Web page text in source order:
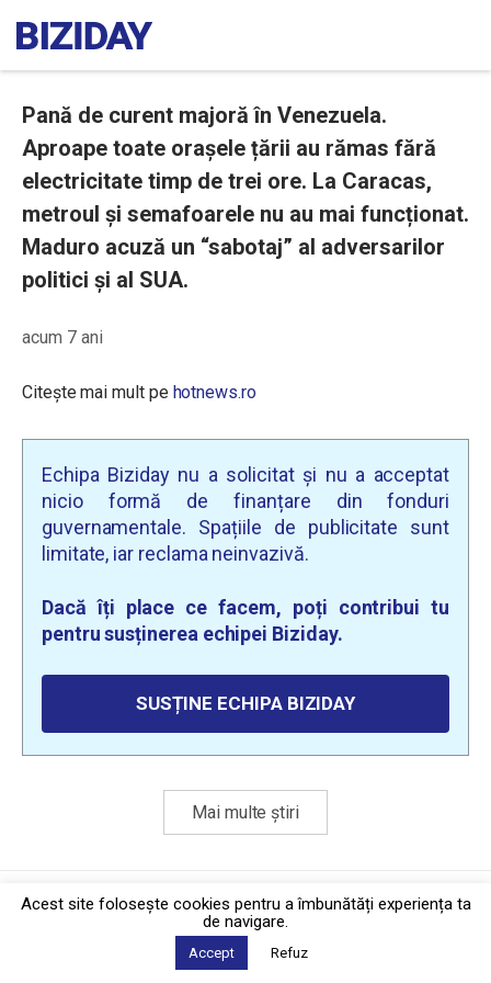
Pană de curent majoră în Venezuela.
Aproape toate orașele țării au rămas fără
electricitate timp de trei ore. La Caracas,
metroul și semafoarele nu au mai funcționat.
Maduro acuză un “sabotaj” al adversarilor
politici și al SUA.
acum 7 ani
Citește mai mult pe hotnews.ro
Echipa Biziday nu a solicitat și nu a acceptat
nicio formă de finanțare din fonduri
guvernamentale. Spațiile de publicitate sunt
limitate, iar reclama neinvazivă.
Dacă îți place ce facem, poți contribui tu
pentru susținerea echipei Biziday.
SUSȚINE ECHIPA BIZIDAY
Mai multe știri
Politica de confidențialitate·Contact
2026 © Biziday
Acest site foloseşte cookies pentru a îmbunătăți experiența ta
de navigare.
Accept Refuz